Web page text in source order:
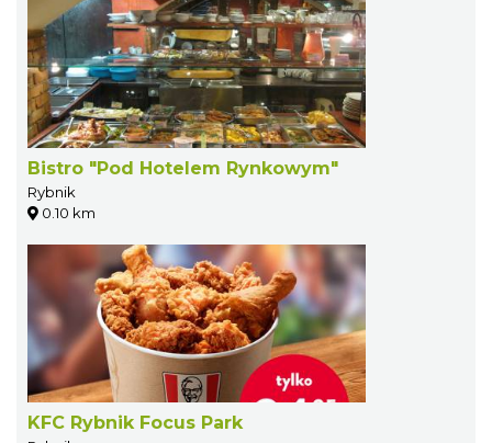
Bistro "Pod Hotelem Rynkowym"
Rybnik
0.10 km
KFC Rybnik Focus Park